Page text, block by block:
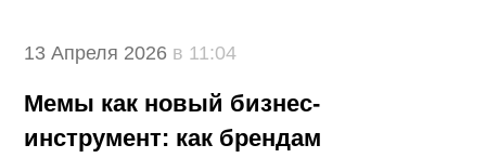
13 Апреля 2026 в 11:04
Мемы как новый бизнес-
инструмент: как брендам